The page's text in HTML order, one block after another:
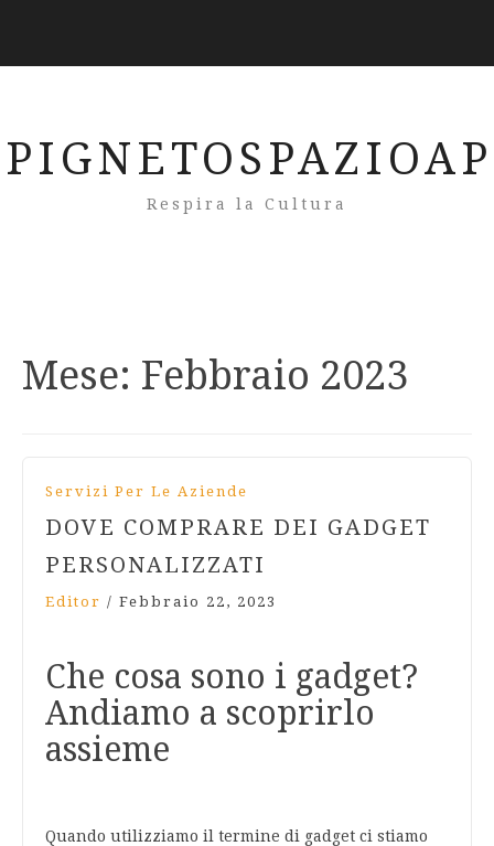
Respira la Cultura
Mese: Febbraio 2023
Servizi Per Le Aziende
DOVE COMPRARE DEI GADGET
PERSONALIZZATI
Editor / Febbraio 22, 2023
Che cosa sono i gadget?
Andiamo a scoprirlo
assieme
Quando utilizziamo il termine di gadget ci stiamo